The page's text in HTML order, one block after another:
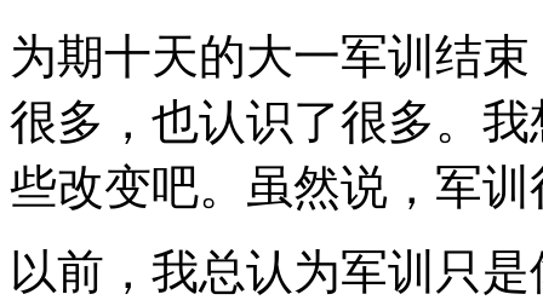
为期十天的大一军训结
很多，也认识了很多。
些改变吧。虽然说，军
以前，我总认为军训只